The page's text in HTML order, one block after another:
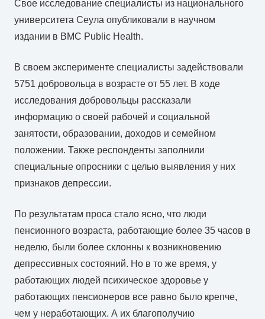
Свое исследование специалисты из национального
университета Сеула опубликовали в научном
издании в BMC Public Health.
В своем эксперименте специалисты задействовали
5751 добровольца в возрасте от 55 лет. В ходе
исследования добровольцы рассказали
информацию о своей рабочей и социальной
занятости, образовании, доходов и семейном
положении. Также респонденты заполнили
специальные опросники с целью выявления у них
признаков депрессии.
По результатам проса стало ясно, что люди
пенсионного возраста, работающие более 35 часов в
неделю, были более склонны к возникновению
депрессивных состояний. Но в то же время, у
работающих людей психическое здоровье у
работающих пенсионеров все равно было крепче,
чем у неработающих. А их благополучию